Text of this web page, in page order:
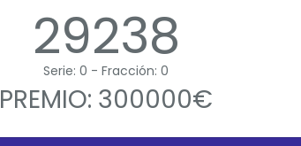
29238
Serie: 0 - Fracción: 0
PREMIO: 300000€